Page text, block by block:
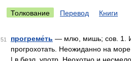
Толкование Перевод Книги
51 прогреме́ть — млю, мишь; сов. 1.
прогрохотать. Неожиданно на